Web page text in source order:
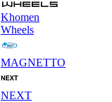
Khomen
Wheels
MAGNETTO
NEXT